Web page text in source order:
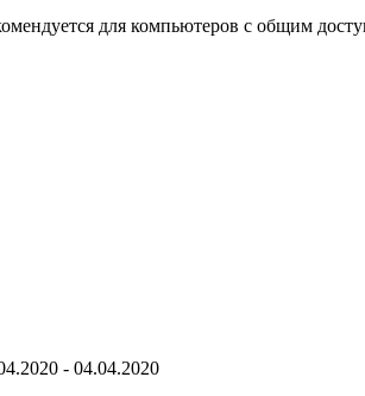
для компьютеров с общим
- 04.04.2020